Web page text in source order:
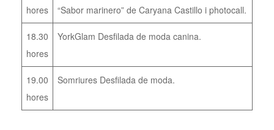
hores
“Sabor marinero” de Caryana Castillo i photocall.
18.30
hores
YorkGlam Desfilada de moda canina.
19.00
hores
Somriures Desfilada de moda.